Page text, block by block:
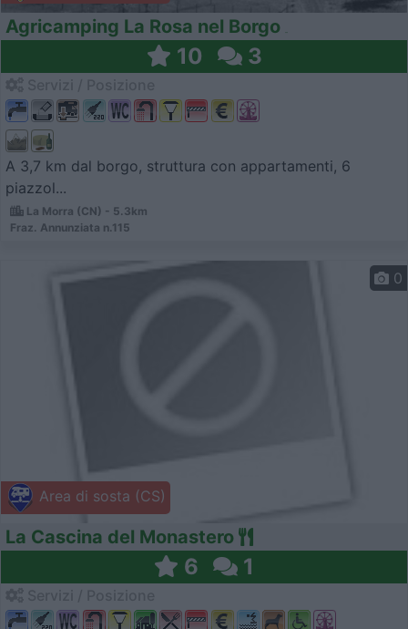
Agricamping La Rosa nel Borgo
10 3
A 3,7 km dal borgo, struttura con appartamenti, 6
piazzol...
La Morra (CN) - 5.3km
Fraz. Annunziata n.115
Area di sosta (CS)
0
La Cascina del Monastero
6 1